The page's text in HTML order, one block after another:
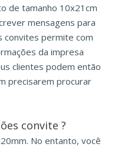
de tamanho 10x21cm
mensagens para
convites permite com
da impresa
clientes podem então
precisarem procurar
convite ?
No entanto, você